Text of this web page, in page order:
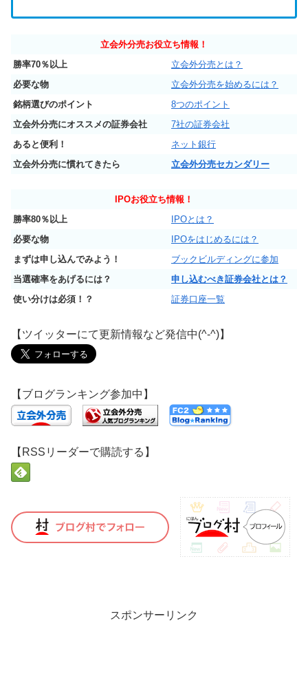
立会外分売お役立ち情報！
勝率70％以上
立会外分売とは？
必要な物
立会外分売を始めるには？
銘柄選びのポイント
8つのポイント
立会外分売にオススメの証券会社
7社の証券会社
あると便利！
ネット銀行
立会外分売に慣れてきたら
立会外分売セカンダリー
IPOお役立ち情報！
勝率80％以上
IPOとは？
必要な物
IPOをはじめるには？
まずは申し込んでみよう！
ブックビルディングに参加
当選確率をあげるには？
申し込むべき証券会社とは？
使い分けは必須！？
証券口座一覧
【ツイッターにて更新情報など発信中(^-^)】
【ブログランキング参加中】
【RSSリーダーで購読する】
スポンサーリンク